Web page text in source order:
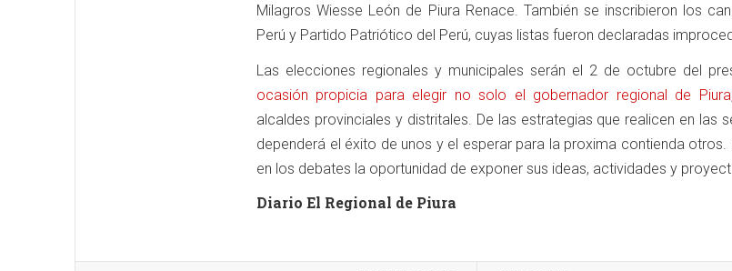
Milagros Wiesse León de Piura Renace. También se inscribieron los
Perú y Partido Patriótico del Perú, cuyas listas fueron declaradas
Las elecciones regionales y municipales serán el 2 de octubre del
ocasión propicia para elegir no solo el gobernador regional de Piura
alcaldes provinciales y distritales. De las estrategias que realicen en las
dependerá el éxito de unos y el esperar para la proxima contienda otros.
en los debates la oportunidad de exponer sus ideas, actividades y
Diario El Regional de Piura